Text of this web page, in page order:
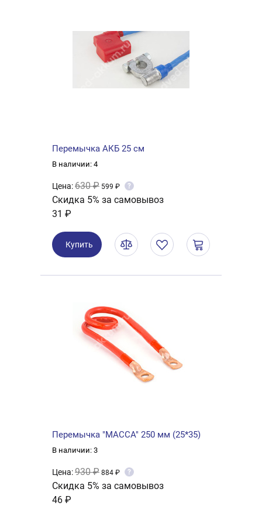
Перемычка АКБ 25 см
В наличии: 4
Цена:630 ₽ 599 ₽ ?
Скидка 5% за самовывоз
31 ₽
Купить
Перемычка "МАССА" 250 мм (25*35)
В наличии: 3
Цена:930 ₽ 884 ₽ ?
Скидка 5% за самовывоз
46 ₽